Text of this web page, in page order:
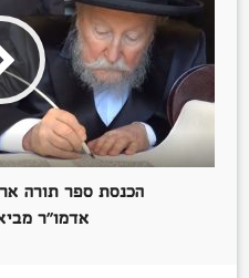
הכנסת ספר תורה
אדמו”ר